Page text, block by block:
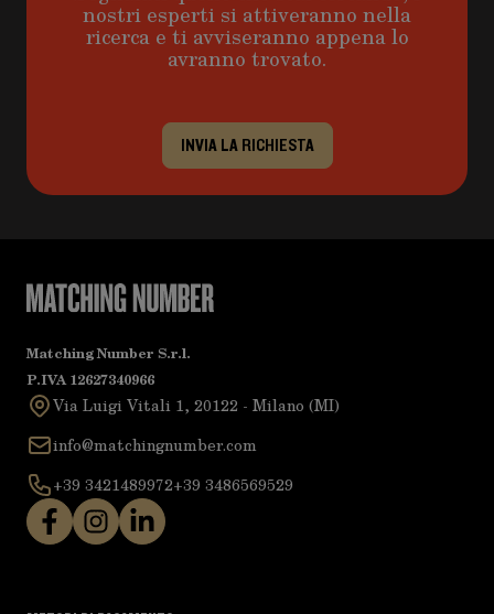
nostri esperti si attiveranno nella
ricerca e ti avviseranno appena lo
avranno trovato.
INVIA LA RICHIESTA
Matching Number S.r.l.
P.IVA 12627340966
Via Luigi Vitali 1, 20122 - Milano (MI)
info@matchingnumber.com
+39 3421489972+39 3486569529